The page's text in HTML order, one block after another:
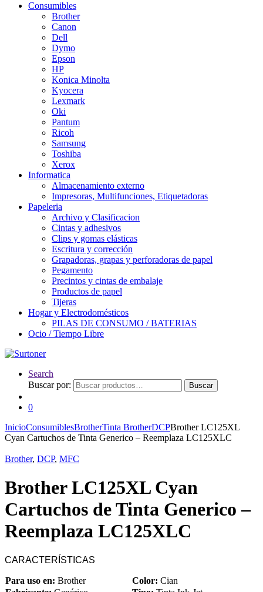
Consumibles
Brother
Canon
Dell
Dymo
Epson
HP
Konica Minolta
Kyocera
Lexmark
Oki
Pantum
Ricoh
Samsung
Toshiba
Xerox
Informatica
Almacenamiento externo
Impresoras, Multifunciones, Etiquetadoras
Papeleria
Archivo y Clasificacion
Cintas y adhesivos
Clips y gomas elásticas
Escritura y corrección
Grapadoras, grapas y perforadoras de papel
Pegamento
Precintos y cintas de embalaje
Productos de papel
Tijeras
Hogar y Electrodomésticos
PILAS DE CONSUMO / BATERIAS
Ocio / Tiempo Libre
Search
Buscar por:
Buscar
0
InicioConsumiblesBrotherTinta BrotherDCPBrother LC125XL
Cyan Cartuchos de Tinta Generico – Reemplaza LC125XLC
Brother, DCP, MFC
Brother LC125XL Cyan
Cartuchos de Tinta Generico –
Reemplaza LC125XLC
CARACTERÍSTICAS
Para uso en: Brother Color: Cian